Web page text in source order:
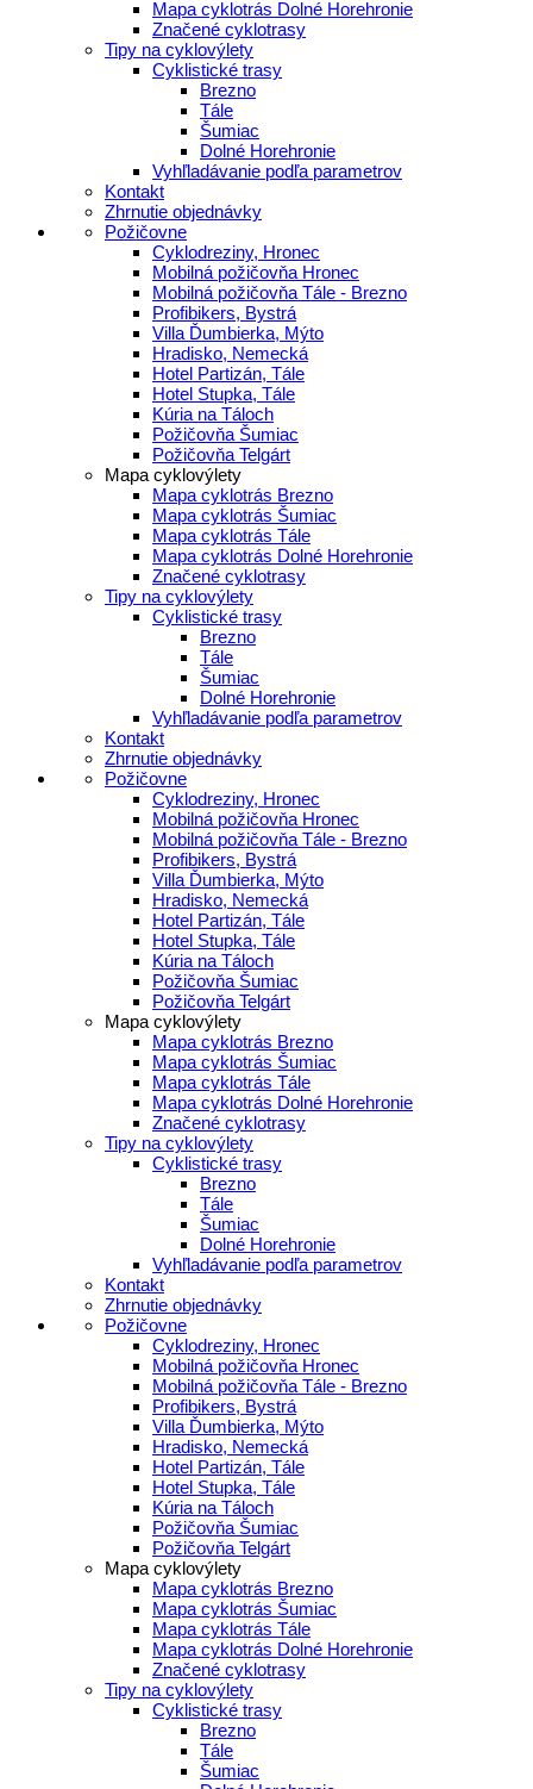
Mapa cyklotrás Dolné Horehronie
Značené cyklotrasy
Tipy na cyklovýlety
Cyklistické trasy
Brezno
Tále
Šumiac
Dolné Horehronie
Vyhľladávanie podľa parametrov
Kontakt
Zhrnutie objednávky
Požičovne
Cyklodreziny, Hronec
Mobilná požičovňa Hronec
Mobilná požičovňa Tále - Brezno
Profibikers, Bystrá
Villa Ďumbierka, Mýto
Hradisko, Nemecká
Hotel Partizán, Tále
Hotel Stupka, Tále
Kúria na Táloch
Požičovňa Šumiac
Požičovňa Telgárt
Mapa cyklovýlety
Mapa cyklotrás Brezno
Mapa cyklotrás Šumiac
Mapa cyklotrás Tále
Mapa cyklotrás Dolné Horehronie
Značené cyklotrasy
Tipy na cyklovýlety
Cyklistické trasy
Brezno
Tále
Šumiac
Dolné Horehronie
Vyhľladávanie podľa parametrov
Kontakt
Zhrnutie objednávky
Požičovne
Cyklodreziny, Hronec
Mobilná požičovňa Hronec
Mobilná požičovňa Tále - Brezno
Profibikers, Bystrá
Villa Ďumbierka, Mýto
Hradisko, Nemecká
Hotel Partizán, Tále
Hotel Stupka, Tále
Kúria na Táloch
Požičovňa Šumiac
Požičovňa Telgárt
Mapa cyklovýlety
Mapa cyklotrás Brezno
Mapa cyklotrás Šumiac
Mapa cyklotrás Tále
Mapa cyklotrás Dolné Horehronie
Značené cyklotrasy
Tipy na cyklovýlety
Cyklistické trasy
Brezno
Tále
Šumiac
Dolné Horehronie
Vyhľladávanie podľa parametrov
Kontakt
Zhrnutie objednávky
Požičovne
Cyklodreziny, Hronec
Mobilná požičovňa Hronec
Mobilná požičovňa Tále - Brezno
Profibikers, Bystrá
Villa Ďumbierka, Mýto
Hradisko, Nemecká
Hotel Partizán, Tále
Hotel Stupka, Tále
Kúria na Táloch
Požičovňa Šumiac
Požičovňa Telgárt
Mapa cyklovýlety
Mapa cyklotrás Brezno
Mapa cyklotrás Šumiac
Mapa cyklotrás Tále
Mapa cyklotrás Dolné Horehronie
Značené cyklotrasy
Tipy na cyklovýlety
Cyklistické trasy
Brezno
Tále
Šumiac